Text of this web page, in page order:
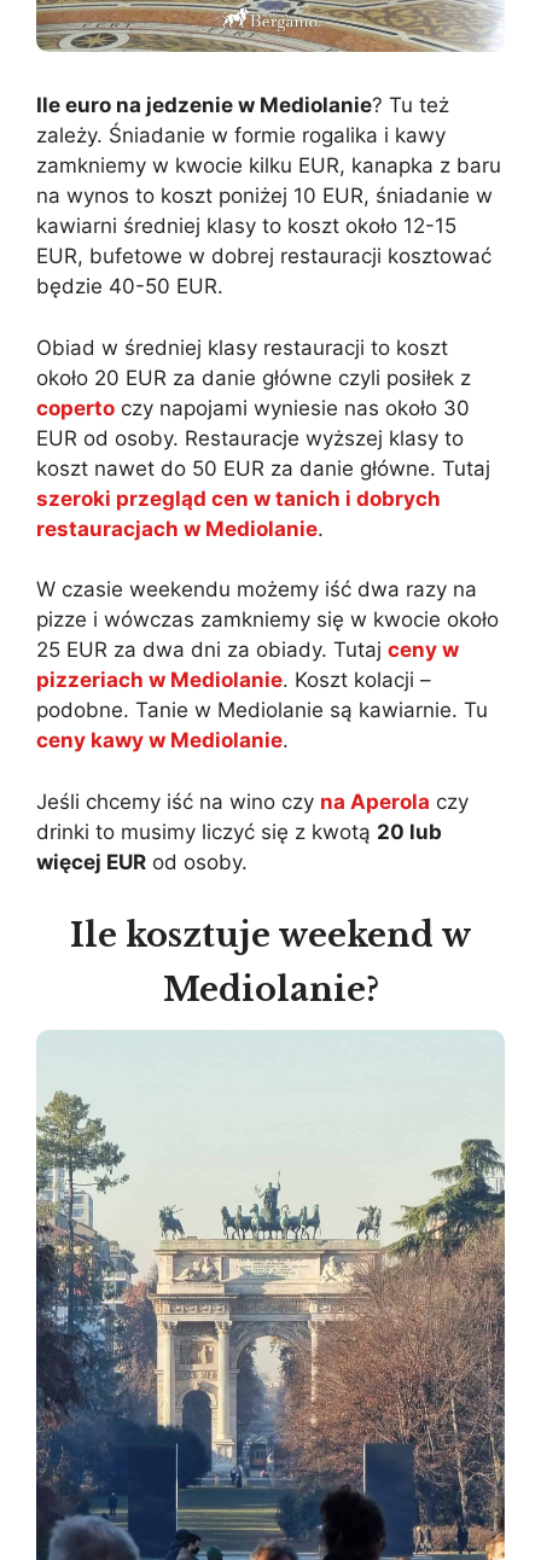
Ile euro na jedzenie w Mediolanie? Tu też
zależy. Śniadanie w formie rogalika i kawy
zamkniemy w kwocie kilku EUR, kanapka z baru
na wynos to koszt poniżej 10 EUR, śniadanie w
kawiarni średniej klasy to koszt około 12-15
EUR, bufetowe w dobrej restauracji kosztować
będzie 40-50 EUR.
Obiad w średniej klasy restauracji to koszt
około 20 EUR za danie główne czyli posiłek z
coperto czy napojami wyniesie nas około 30
EUR od osoby. Restauracje wyższej klasy to
koszt nawet do 50 EUR za danie główne. Tutaj
szeroki przegląd cen w tanich i dobrych
restauracjach w Mediolanie.
W czasie weekendu możemy iść dwa razy na
pizze i wówczas zamkniemy się w kwocie około
25 EUR za dwa dni za obiady. Tutaj ceny w
pizzeriach w Mediolanie. Koszt kolacji –
podobne. Tanie w Mediolanie są kawiarnie. Tu
ceny kawy w Mediolanie.
Jeśli chcemy iść na wino czy na Aperola czy
drinki to musimy liczyć się z kwotą 20 lub
więcej EUR od osoby.
Ile kosztuje weekend w
Mediolanie?